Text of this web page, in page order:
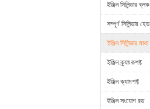
ইঞ্জিন সিলিন্ডার ব্লক
সম্পূর্ণ সিলিন্ডার হেড
ইঞ্জিন সিলিন্ডার মাথা
ইঞ্জিন ক্র্যাংকশফ্ট
ইঞ্জিন ক্যামশফ্ট
ইঞ্জিন সংযোগ রড